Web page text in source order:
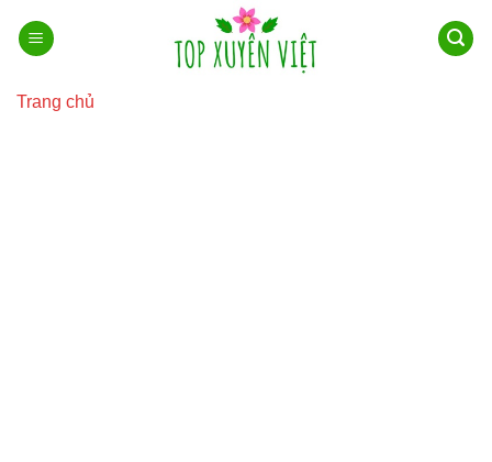
qua
dung
Trang chủ